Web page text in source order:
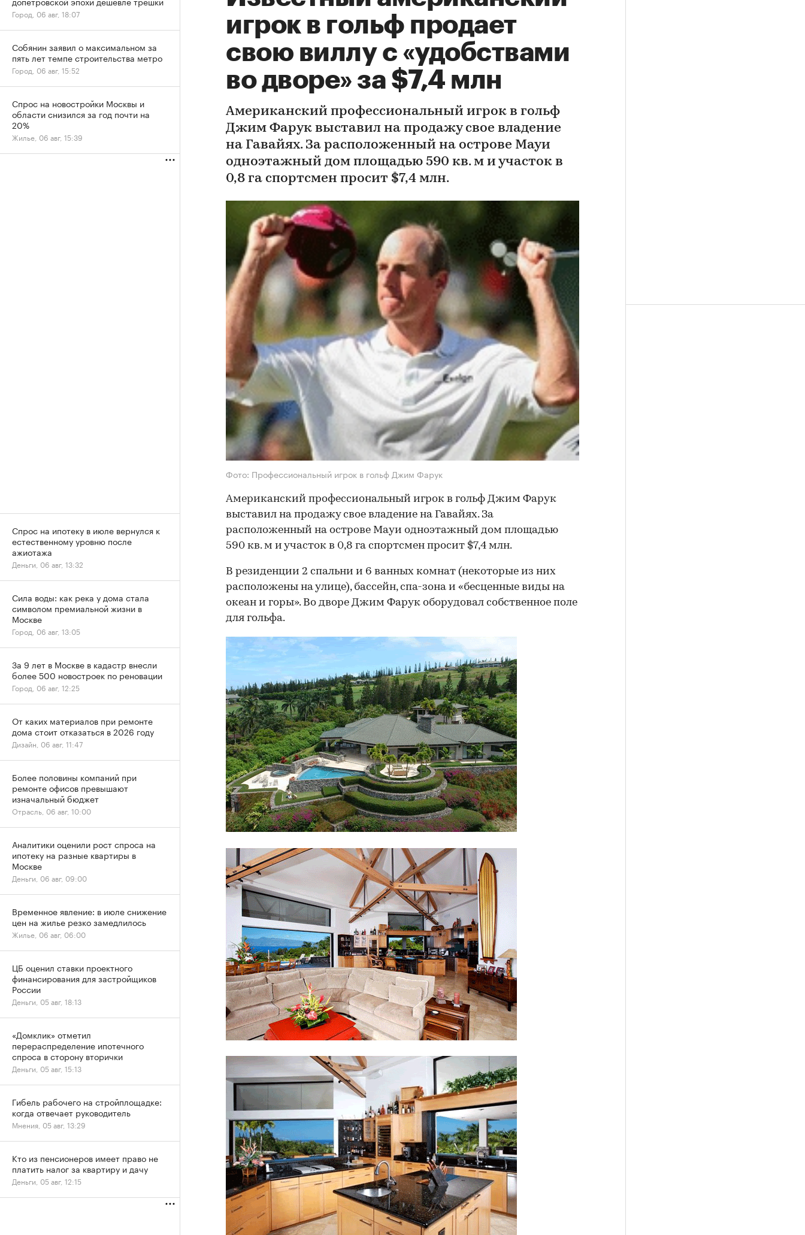
игрок в гольф продает
свою виллу с «удобствами
во дворе» за $7,4 млн
Американский профессиональный игрок в гольф
Джим Фарук выставил на продажу свое владение
на Гавайях. За расположенный на острове Мауи
одноэтажный дом площадью 590 кв. м и участок в
0,8 га спортсмен просит $7,4 млн.
Фото: Профессиональный игрок в гольф Джим Фарук
Американский профессиональный игрок в гольф Джим Фарук
выставил на продажу свое владение на Гавайях. За
расположенный на острове Мауи одноэтажный дом площадью
590 кв. м и участок в 0,8 га спортсмен просит $7,4 млн.
В резиденции 2 спальни и 6 ванных комнат (некоторые из них
расположены на улице), бассейн, спа-зона и «бесценные виды на
океан и горы». Во дворе Джим Фарук оборудовал собственное поле
для гольфа.
00:00 / 00:00
Город, 06 авг, 18:07
Собянин заявил о максимальном за
пять лет темпе строительства метро
Город, 06 авг, 15:52
Спрос на новостройки Москвы и
области снизился за год почти на
20%
Жилье, 06 авг, 15:39
Спрос на ипотеку в июле вернулся к
естественному уровню после
ажиотажа
Деньги, 06 авг, 13:32
Сила воды: как река у дома стала
символом премиальной жизни в
Москве
Город, 06 авг, 13:05
За 9 лет в Москве в кадастр внесли
более 500 новостроек по реновации
Город, 06 авг, 12:25
От каких материалов при ремонте
дома стоит отказаться в 2026 году
Дизайн, 06 авг, 11:47
Более половины компаний при
ремонте офисов превышают
изначальный бюджет
Отрасль, 06 авг, 10:00
Аналитики оценили рост спроса на
ипотеку на разные квартиры в
Москве
Деньги, 06 авг, 09:00
Временное явление: в июле снижение
цен на жилье резко замедлилось
Жилье, 06 авг, 06:00
ЦБ оценил ставки проектного
финансирования для застройщиков
России
Деньги, 05 авг, 18:13
«Домклик» отметил
перераспределение ипотечного
спроса в сторону вторички
Деньги, 05 авг, 15:13
Гибель рабочего на стройплощадке:
когда отвечает руководитель
Мнения, 05 авг, 13:29
Кто из пенсионеров имеет право не
платить налог за квартиру и дачу
Деньги, 05 авг, 12:15